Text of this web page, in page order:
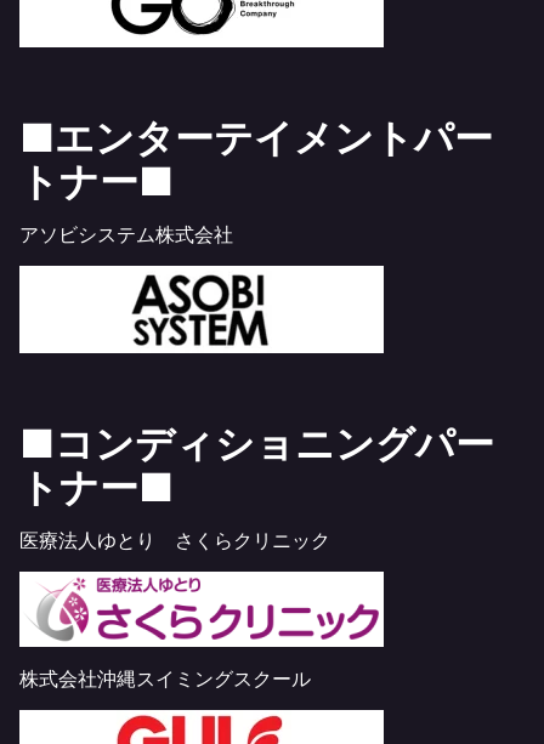
■エンターテイメントパー
トナー■
アソビシステム株式会社
■コンディショニングパー
トナー■
医療法人ゆとり さくらクリニック
株式会社沖縄スイミングスクール